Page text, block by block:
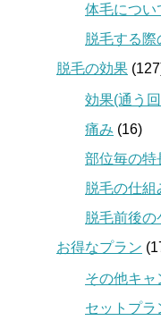
体毛につい
脱毛する際
脱毛の効果
効果(通う
痛み (16)
部位毎の特
脱毛の仕組
脱毛前後の
お得なプラン
その他キャ
セットプラ